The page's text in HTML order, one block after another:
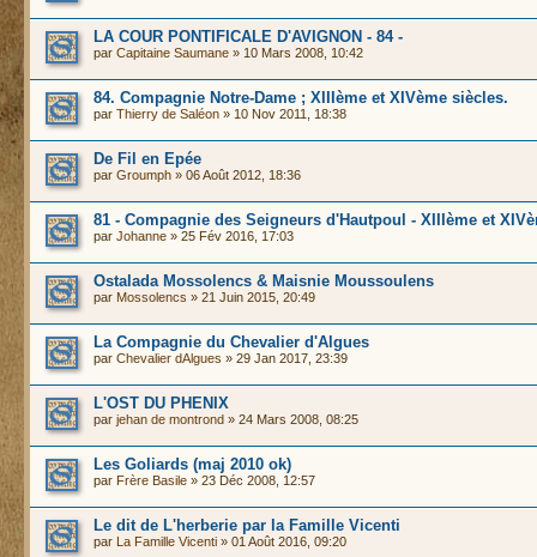
LA COUR PONTIFICALE D'AVIGNON - 84 -
par Capitaine Saumane » 10 Mars 2008, 10:42
84. Compagnie Notre-Dame ; XIIIème et XIVème siècles.
par Thierry de Saléon » 10 Nov 2011, 18:38
De Fil en Epée
par Groumph » 06 Août 2012, 18:36
81 - Compagnie des Seigneurs d'Hautpoul - XIIIème et
par Johanne » 25 Fév 2016, 17:03
Ostalada Mossolencs & Maisnie Moussoulens
par Mossolencs » 21 Juin 2015, 20:49
La Compagnie du Chevalier d'Algues
par Chevalier dAlgues » 29 Jan 2017, 23:39
L'OST DU PHENIX
par jehan de montrond » 24 Mars 2008, 08:25
Les Goliards (maj 2010 ok)
par Frère Basile » 23 Déc 2008, 12:57
Le dit de L'herberie par la Famille Vicenti
par La Famille Vicenti » 01 Août 2016, 09:20